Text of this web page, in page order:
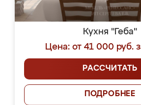
Кухня "Геба"
Цена: от 41 000 руб.
РАССЧИТАТЬ
ПОДРОБНЕЕ